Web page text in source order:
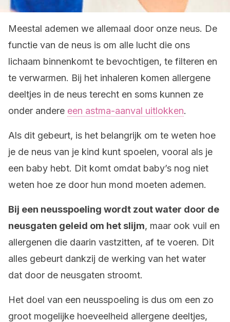
Meestal ademen we allemaal door onze neus. De
functie van de neus is om alle lucht die ons
lichaam binnenkomt te bevochtigen, te filteren en
te verwarmen. Bij het inhaleren komen allergene
deeltjes in de neus terecht en soms kunnen ze
onder andere een astma-aanval uitlokken.
Als dit gebeurt, is het belangrijk om te weten hoe
je de neus van je kind kunt spoelen, vooral als je
een baby hebt. Dit komt omdat baby’s nog niet
weten hoe ze door hun mond moeten ademen.
Bij een neusspoeling wordt zout water door de
neusgaten geleid om het slijm, maar ook vuil en
allergenen die daarin vastzitten, af te voeren. Dit
alles gebeurt dankzij de werking van het water
dat door de neusgaten stroomt.
Het doel van een neusspoeling is dus om een zo
groot mogelijke hoeveelheid allergene deeltjes,